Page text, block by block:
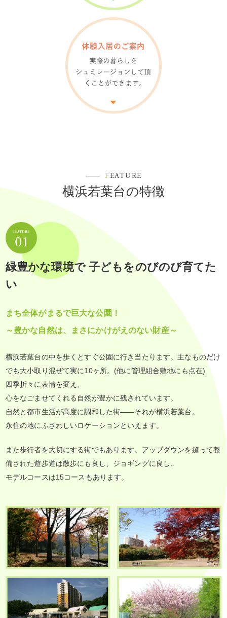
FEATURE
横浜若葉台の特徴
緑豊かな環境で 子どもをのびのび育てた
い
まち全体がまるで巨大な公園！
～豊かな自然は、まさにかけがえのない財産～
横浜若葉台の中を歩くとすぐ公園に行き当たります。主なものだけ
でも大小取り混ぜて実に10ヶ所。(他に管理組合敷地にも点在)
四季折々に表情を変え、
心をなごませてくれる自然が豊かに残されています。
自然と都市生活が高度に調和した街――それが横浜若葉台。
永住の地にふさわしいロケーションといえます。
また歩行者を大切にする街でもあります。アップダウンを縫って整
備された遊歩道は散歩にも良し、ジョギングに良し、
モデルコースは15コースもあります。